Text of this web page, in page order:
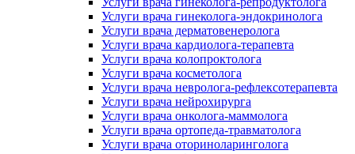
Услуги врача гинеколога-эндокринолога
Услуги врача дерматовенеролога
Услуги врача кардиолога-терапевта
Услуги врача колопроктолога
Услуги врача косметолога
Услуги врача невролога-рефлексотерапевта
Услуги врача нейрохирурга
Услуги врача онколога-маммолога
Услуги врача ортопеда-травматолога
Услуги врача оториноларинголога